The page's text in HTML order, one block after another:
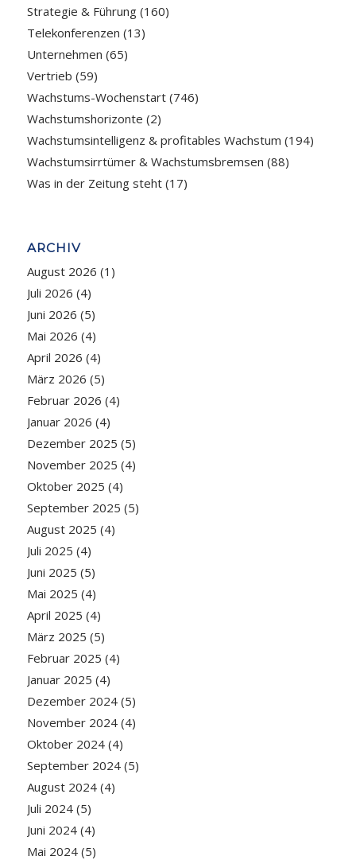
Strategie & Führung(160)
Telekonferenzen (13)
Unternehmen (65)
Vertrieb (59)
Wachstums-Wochenstart(746)
Wachstumshorizonte (2)
Wachstumsintelligenz & profitables Wachstum (194)
Wachstumsirrtümer & Wachstumsbremsen (88)
Was in der Zeitung steht(17)
ARCHIV
August 2026 (1)
Juli 2026 (4)
Juni 2026 (5)
Mai 2026 (4)
April 2026 (4)
März 2026 (5)
Februar 2026 (4)
Januar 2026 (4)
Dezember 2025 (5)
November 2025 (4)
Oktober 2025 (4)
September 2025 (5)
August 2025 (4)
Juli 2025 (4)
Juni 2025 (5)
Mai 2025 (4)
April 2025 (4)
März 2025 (5)
Februar 2025 (4)
Januar 2025 (4)
Dezember 2024(5)
November 2024(4)
Oktober 2024(4)
September 2024(5)
August 2024(4)
Juli 2024(5)
Juni 2024(4)
Mai 2024(5)